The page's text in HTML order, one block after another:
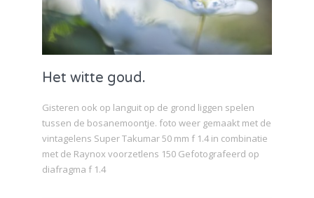
Het witte goud.
Gisteren ook op languit op de grond liggen spelen
tussen de bosanemoontje. foto weer gemaakt met de
vintagelens Super Takumar 50 mm f 1.4 in combinatie
met de Raynox voorzetlens 150 Gefotografeerd op
diafragma f 1.4